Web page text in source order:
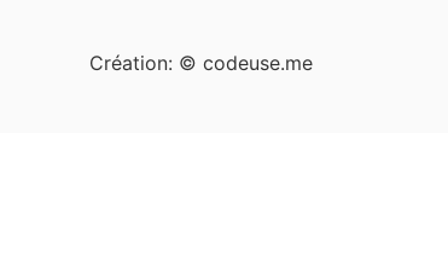
Création: © codeuse.me